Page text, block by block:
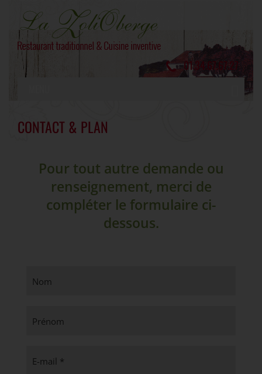
01.34.67.67.27
Pour tout autre demande ou
renseignement, merci de
compléter le formulaire ci-
dessous.
Nom
Prénom
E-mail *
CONTACT & PLAN